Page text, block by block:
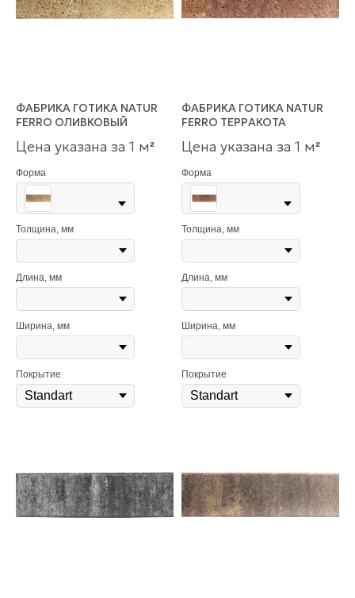
ФАБРИКА ГОТИКА NATUR
FERRO ОЛИВКОВЫЙ
Цена указана за 1 м²
Форма
Толщина, мм
Длина, мм
Ширина, мм
Покрытие
ФАБРИКА ГОТИКА NATUR
FERRO ТЕРРАКОТА
Цена указана за 1 м²
Форма
Толщина, мм
Длина, мм
Ширина, мм
Покрытие